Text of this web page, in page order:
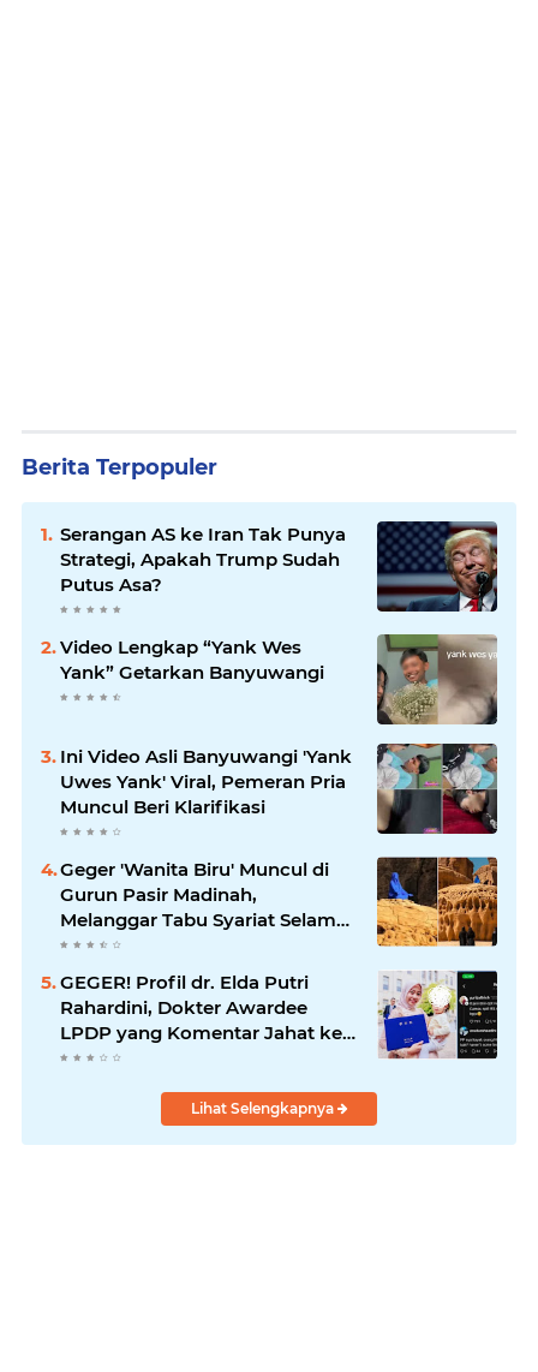
Berita Terpopuler
Serangan AS ke Iran Tak Punya
Strategi, Apakah Trump Sudah
Putus Asa?
Video Lengkap “Yank Wes
Yank” Getarkan Banyuwangi
Ini Video Asli Banyuwangi 'Yank
Uwes Yank' Viral, Pemeran Pria
Muncul Beri Klarifikasi
Geger 'Wanita Biru' Muncul di
Gurun Pasir Madinah,
Melanggar Tabu Syariat Selama
Seribu Tahun
GEGER! Profil dr. Elda Putri
Rahardini, Dokter Awardee
LPDP yang Komentar Jahat ke
Pasien BPJS
Lihat Selengkapnya